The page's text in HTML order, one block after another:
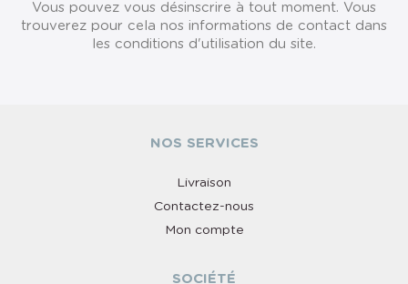
Vous pouvez vous désinscrire à tout moment. Vous
trouverez pour cela nos informations de contact dans
les conditions d'utilisation du site.
NOS SERVICES
Livraison
Contactez-nous
Mon compte
SOCIÉTÉ